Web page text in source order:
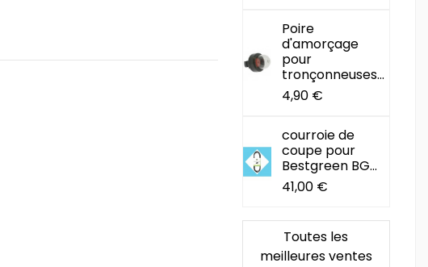
Poire
d'amorçage
pour
tronçonneuses...
4,90 €
courroie de
coupe pour
Bestgreen BG...
41,00 €
Toutes les
meilleures ventes